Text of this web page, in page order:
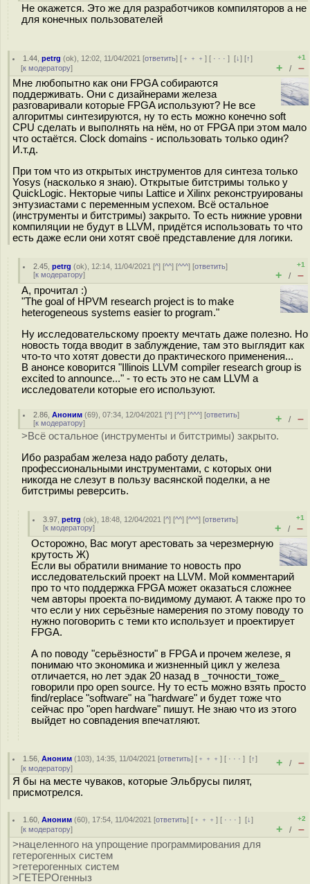
Не окажется. Это же для разработчиков компиляторов а не
для конечных пользователей
1.44 ,petrg (ok), 12:02, 11/04/2021 [ответить] [ ﹢﹢﹢] [ · · ·][↓] [↑]
[к модератору]
+1
+ / –
Мне любопытно как они FPGA собираются
поддерживать. Они с дизайнерами железа
разговаривали которые FPGA используют? Не все
алгоритмы синтезируются, ну то есть можно конечно soft
CPU сделать и выполнять на нём, но от FPGA при этом мало
что остаётся. Clock domains - использовать только один?
И.т.д.
При том что из открытых инструментов для синтеза только
Yosys (насколько я знаю). Открытые битстримы только у
QuickLogic. Некторые чипы Lattice и Xilinx реконструированы
энтузиастами с переменным успехом. Всё остальное
(инструменты и битстримы) закрыто. То есть нижние уровни
компиляции не будут в LLVM, придётся использовать то что
есть даже если они хотят своё представление для логики.
2.45 ,petrg (ok), 12:14, 11/04/2021 [^] [^^] [^^^] [ответить]
[к модератору]
+1
+ / –
А, прочитал :)
"The goal of HPVM research project is to make
heterogeneous systems easier to program."
Ну исследовательскому проекту мечтать даже полезно. Но
новость тогда вводит в заблуждение, там это выглядит как
что-то что хотят довести до практического применения...
В анонсе коворится "Illinois LLVM compiler research group is
excited to announce..." - то есть это не сам LLVM а
исследователи которые его используют.
2.86 ,Аноним (69), 07:34, 12/04/2021 [^] [^^] [^^^] [ответить]
[к модератору] + / –
>Всё остальное (инструменты и битстримы) закрыто.
Ибо разрабам железа надо работу делать,
профессиональными инструментами, с которых они
никогда не слезут в пользу васянской поделки, а не
битстримы реверсить.
3.97 ,petrg (ok), 18:48, 12/04/2021 [^] [^^] [^^^] [ответить]
[к модератору]
+1
+ / –
Осторожно, Вас могут арестовать за черезмерную
крутость Ж)
Если вы обратили внимание то новость про
исследовательский проект на LLVM. Мой комментарий
про то что поддержка FPGA может оказаться сложнее
чем авторы проекта по-видимому думают. А также про то
что если у них серьёзные намерения по этому поводу то
нужно поговорить с теми кто использует и проектирует
FPGA.
А по поводу "серьёзности" в FPGA и прочем железе, я
понимаю что экономика и жизненный цикл у железа
отличается, но лет эдак 20 назад в _точности_тоже_
говорили про open source. Ну то есть можно взять просто
find/replace "software" на "hardware" и будет тоже что
сейчас про "open hardware" пишут. Не знаю что из этого
выйдет но совпадения впечатляют.
1.56 ,Аноним (103), 14:35, 11/04/2021 [ответить] [ ﹢﹢﹢] [ · · ·][↑]
[к модератору] + / –
Я бы на месте чуваков, которые Эльбрусы пилят,
присмотрелся.
1.60 ,Аноним (60), 17:54, 11/04/2021 [ответить] [ ﹢﹢﹢] [ · · ·][↓]
[к модератору]
+2
+ / –
>нацеленного на упрощение программирования для
гетерогенных систем
>гетерогенных систем
>ГЕТЕРОгенныз